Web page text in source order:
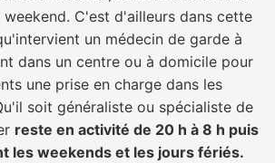
C'est d'ailleurs dans cette
un médecin de garde à
dans un centre ou à domicile pour
une prise en charge dans les
soit généraliste ou spécialiste de
reste en activité de 20 h à 8 h puis
les weekends et les jours fériés.